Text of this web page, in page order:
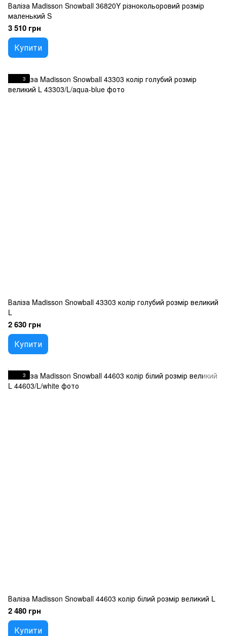
Валіза Madisson Snowball 36820Y різнокольоровий розмір
маленький S
3 510 грн
Купити
3
Валіза Madisson Snowball 43303 колір голубий розмір великий
L
2 630 грн
Купити
3
Валіза Madisson Snowball 44603 колір білий розмір великий L
2 480 грн
Купити